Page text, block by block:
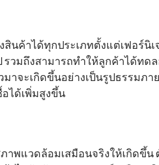
นค้าได้ทุกประเภทตั้งแต่เฟอร์นิ
วมถึงสามารถทำให้ลูกค้าได้ทด
าจะเกิดขึ้นอย่างเป็นรูปธรรมภา
ได้เพิ่มสูงขึ้น
พแวดล้อมเสมือนจริงให้เกิดขึ้น